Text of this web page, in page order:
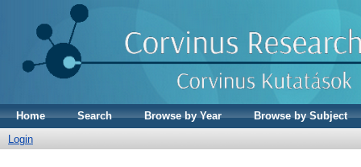
Home Search Browse by Year
Browse by Subject
Login